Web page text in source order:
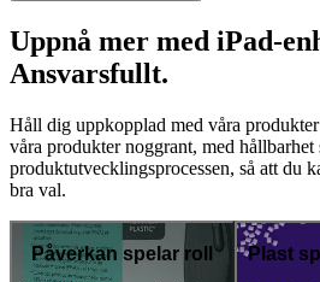
Uppnå mer med iPad-
Ansvarsfullt.
Håll dig uppkopplad med våra
våra produkter noggrant, med hållbarhet
produktutvecklingsprocessen, så att du
bra val.
Påverkan spelar roll Plast